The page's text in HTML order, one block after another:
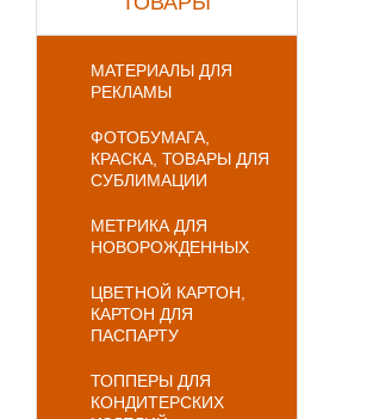
МАТЕРИАЛЫ ДЛЯ
РЕКЛАМЫ
ФОТОБУМАГА,
КРАСКА, ТОВАРЫ ДЛЯ
СУБЛИМАЦИИ
МЕТРИКА ДЛЯ
НОВОРОЖДЕННЫХ
ЦВЕТНОЙ КАРТОН,
КАРТОН ДЛЯ
ПАСПАРТУ
ТОППЕРЫ ДЛЯ
КОНДИТЕРСКИХ